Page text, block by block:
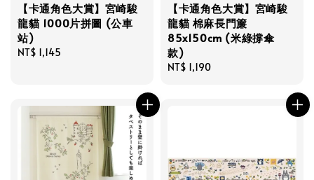
【卡通角色大賞】宮崎駿
龍貓 1000片拼圖 (公車
站)
Regular
NT$ 1,145
【卡通角色大賞】宮崎駿
龍貓 棉麻長門簾
85x150cm (米綠撐傘
款)
Regular
NT$ 1,190